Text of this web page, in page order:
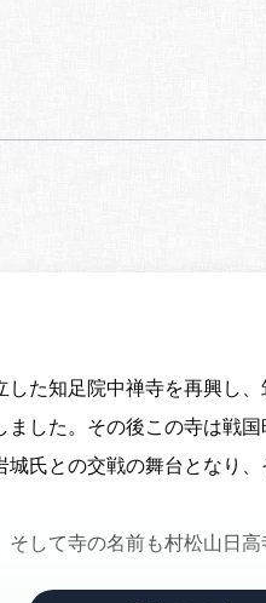
た知足院中禅寺を再興し
ました。その後この寺は戦
氏との交戦の舞台となり
して寺の名前も村松山日